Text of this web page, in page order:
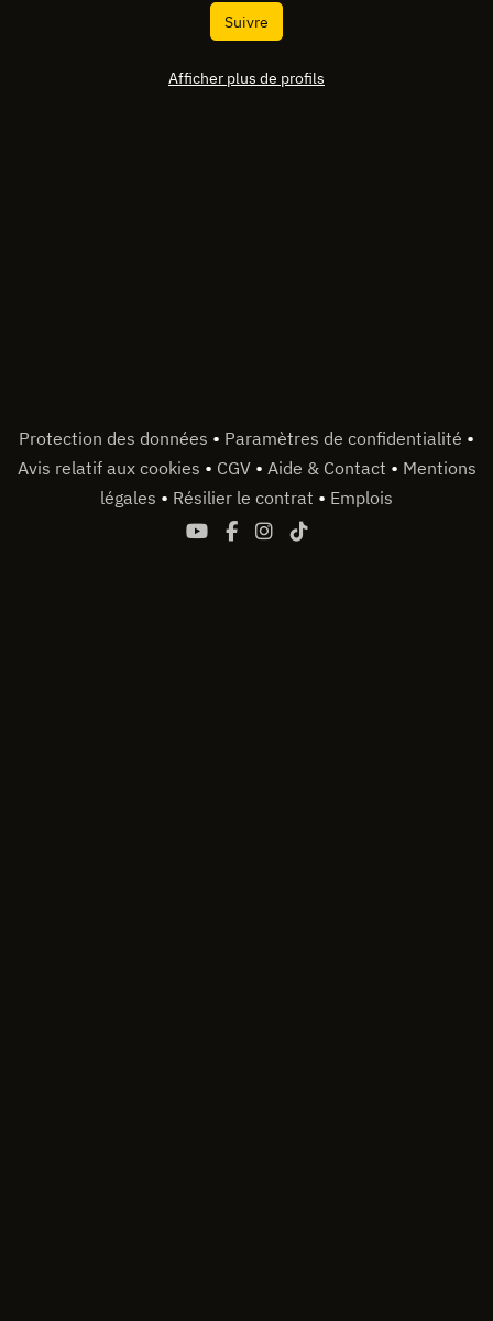
Suivre
Afficher plus de profils
Protection des données • Paramètres de confidentialité •
Avis relatif aux cookies • CGV • Aide & Contact • Mentions
légales • Résilier le contrat • Emplois